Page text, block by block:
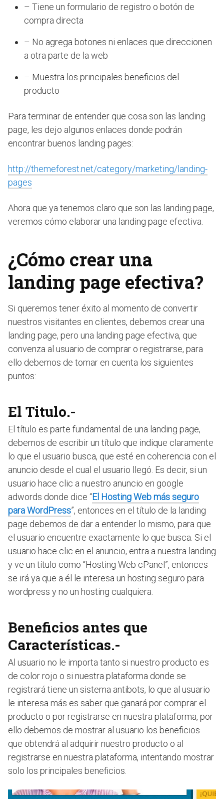
– Tiene un formulario de registro o botón de
compra directa
– No agrega botones ni enlaces que direccionen
a otra parte de la web
– Muestra los principales beneficios del
producto
Para terminar de entender que cosa son las landing
page, les dejo algunos enlaces donde podrán
encontrar buenos landing pages:
http://themeforest.net/category/marketing/landing-
pages
Ahora que ya tenemos claro que son las landing page,
veremos cómo elaborar una landing page efectiva.
¿Cómo crear una
landing page efectiva?
Si queremos tener éxito al momento de convertir
nuestros visitantes en clientes, debemos crear una
landing page, pero una landing page efectiva, que
convenza al usuario de comprar o registrarse, para
ello debemos de tomar en cuenta los siguientes
puntos:
El Titulo.-
El título es parte fundamental de una landing page,
debemos de escribir un título que indique claramente
lo que el usuario busca, que esté en coherencia con el
anuncio desde el cual el usuario llegó. Es decir, si un
usuario hace clic a nuestro anuncio en google
adwords donde dice “El Hosting Web más seguro
para WordPress”, entonces en el título de la landing
page debemos de dar a entender lo mismo, para que
el usuario encuentre exactamente lo que busca. Si el
usuario hace clic en el anuncio, entra a nuestra landing
y ve un título como “Hosting Web cPanel”, entonces
se irá ya que a él le interesa un hosting seguro para
wordpress y no un hosting cualquiera.
Beneficios antes que
Características.-
Al usuario no le importa tanto si nuestro producto es
de color rojo o si nuestra plataforma donde se
registrará tiene un sistema antibots, lo que al usuario
le interesa más es saber que ganará por comprar el
producto o por registrarse en nuestra plataforma, por
ello debemos de mostrar al usuario los beneficios
que obtendrá al adquirir nuestro producto o al
registrarse en nuestra plataforma, intentando mostrar
solo los principales beneficios.